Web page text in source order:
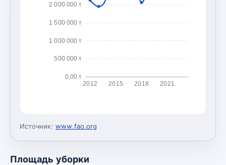
0,00 т
500 000 т
1 000 000 т
1 500 000 т
2 000 000 т
2012 2015 2018 2021
Источник: www.fao.org
Площадь уборки